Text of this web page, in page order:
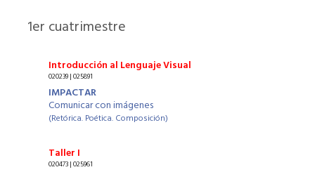
1er cuatrimestre
Introducción al Lenguaje Visual
020239 | 025891
IMPACTAR
Comunicar con imágenes
(Retórica. Poética. Composición)
Taller I
020473 | 025961